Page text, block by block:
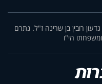
רובין בן שרינה ז"ל. נתרם
ומשפחתו הי"ו